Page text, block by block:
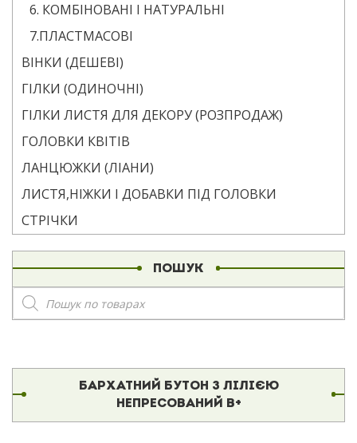
6. КОМБІНОВАНІ І НАТУРАЛЬНІ
7.ПЛАСТМАСОВІ
ВІНКИ (ДЕШЕВІ)
ГІЛКИ (ОДИНОЧНІ)
ГІЛКИ ЛИСТЯ ДЛЯ ДЕКОРУ (РОЗПРОДАЖ)
ГОЛОВКИ КВІТІВ
ЛАНЦЮЖКИ (ЛІАНИ)
ЛИСТЯ,НІЖКИ І ДОБАВКИ ПІД ГОЛОВКИ
СТРІЧКИ
ПОШУК
Пошук
товарів
БАРХАТНИЙ БУТОН З ЛІЛІЄЮ
НЕПРЕСОВАНИЙ В+